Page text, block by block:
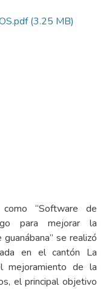
(3.25 MB)
“Software de
para mejorar la
se realizó
en el cantón La
mejoramiento de la
el principal objetivo